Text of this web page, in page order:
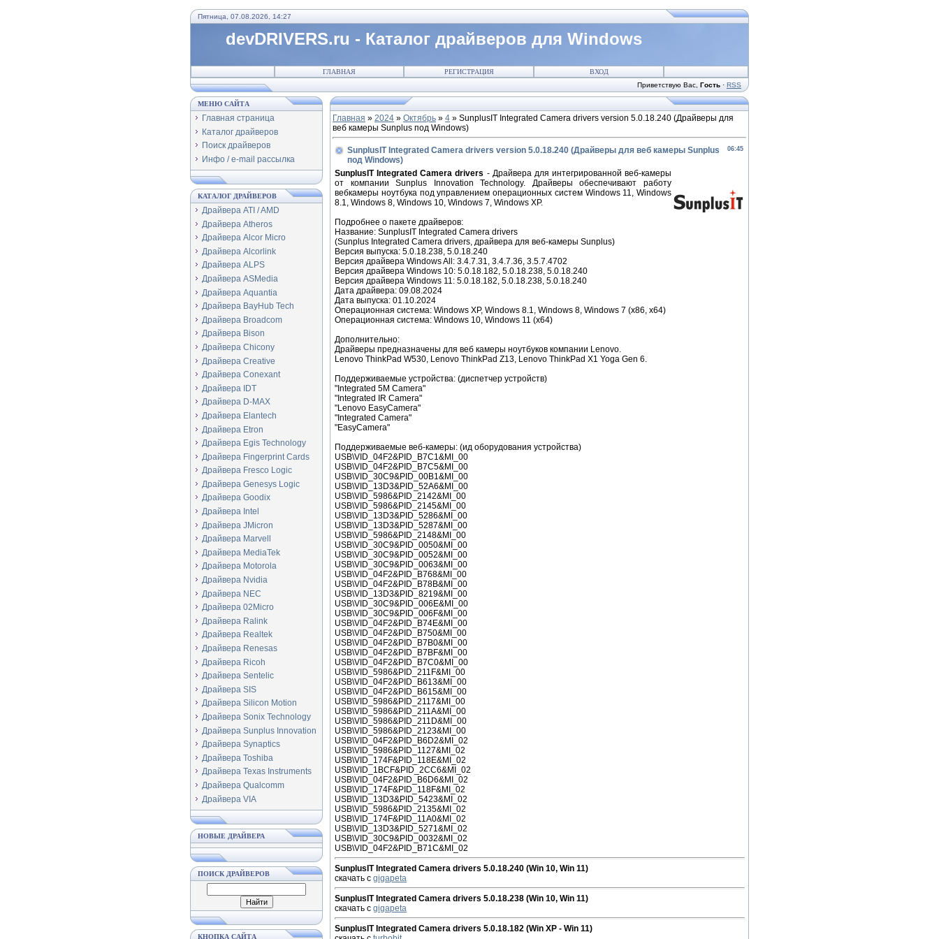
Пятница, 07.08.2026, 14:27
devDRIVERS.ru - Каталог драйверов для Windows
ГЛАВНАЯ РЕГИСТРАЦИЯ
ВХОД
Приветствую Вас Гость · RSS
МЕНЮ САЙТА
Главная страница
Каталог драйверов
Поиск драйверов
Инфо / e-mail рассылка
КАТАЛОГ ДРАЙВЕРОВ
Драйвера ATI / AMD
Драйвера Atheros
Драйвера Alcor Micro
Драйвера Alcorlink
Драйвера ALPS
Драйвера ASMedia
Драйвера Aquantia
Драйвера BayHub Tech
Драйвера Broadcom
Драйвера Bison
Драйвера Chicony
Драйвера Creative
Драйвера Conexant
Драйвера IDT
Драйвера D-MAX
Драйвера Elantech
Драйвера Etron
Драйвера Egis Technology
Драйвера Fingerprint Cards
Драйвера Fresco Logic
Драйвера Genesys Logic
Драйвера Goodix
Драйвера Intel
Драйвера JMicron
Драйвера Marvell
Драйвера MediaTek
Драйвера Motorola
Драйвера Nvidia
Драйвера NEC
Драйвера 02Micro
Драйвера Ralink
Драйвера Realtek
Драйвера Renesas
Драйвера Ricoh
Драйвера Sentelic
Драйвера SIS
Драйвера Silicon Motion
Драйвера Sonix Technology
Драйвера Sunplus Innovation
Драйвера Synaptics
Драйвера Toshiba
Драйвера Texas Instruments
Драйвера Qualcomm
Драйвера VIA
НОВЫЕ ДРАЙВЕРА
ПОИСК ДРАЙВЕРОВ
КНОПКА САЙТА
Главная » 2024 » Октябрь » 4 » SunplusIT Integrated Camera drivers version 5.0.18.240 (Драйверы для
веб камеры Sunplus под Windows)
06:45
SunplusIT Integrated Camera drivers version 5.0.18.240 (Драйверы для веб камеры Sunplus
под Windows)
SunplusIT Integrated Camera drivers - Драйвера для интегрированной веб-камеры
от компании Sunplus Innovation Technology. Драйверы обеспечивают работу
вебкамеры ноутбука под управлением операционных систем Windows 11, Windows
8.1, Windows 8, Windows 10, Windows 7, Windows XP.
Подробнее о пакете драйверов:
Название: SunplusIT Integrated Camera drivers
(Sunplus Integrated Camera drivers, драйвера для веб-камеры Sunplus)
Версия выпуска: 5.0.18.238, 5.0.18.240
Версия драйвера Windows All: 3.4.7.31, 3.4.7.36, 3.5.7.4702
Версия драйвера Windows 10: 5.0.18.182, 5.0.18.238, 5.0.18.240
Версия драйвера Windows 11: 5.0.18.182, 5.0.18.238, 5.0.18.240
Дата драйвера: 09.08.2024
Дата выпуска: 01.10.2024
Операционная система: Windows XP, Windows 8.1, Windows 8, Windows 7 (x86, x64)
Операционная система: Windows 10, Windows 11 (x64)
Дополнительно:
Драйверы предназначены для веб камеры ноутбуков компании Lenovo.
Lenovo ThinkPad W530, Lenovo ThinkPad Z13, Lenovo ThinkPad X1 Yoga Gen 6.
Поддерживаемые устройства: (диспетчер устройств)
"Integrated 5M Camera"
"Integrated IR Camera"
"Lenovo EasyCamera"
"Integrated Camera"
"EasyCamera"
Поддерживаемые веб-камеры: (ид оборудования устройства)
USB\VID_04F2&PID_B7C1&MI_00
USB\VID_04F2&PID_B7C5&MI_00
USB\VID_30C9&PID_00B1&MI_00
USB\VID_13D3&PID_52A6&MI_00
USB\VID_5986&PID_2142&MI_00
USB\VID_5986&PID_2145&MI_00
USB\VID_13D3&PID_5286&MI_00
USB\VID_13D3&PID_5287&MI_00
USB\VID_5986&PID_2148&MI_00
USB\VID_30C9&PID_0050&MI_00
USB\VID_30C9&PID_0052&MI_00
USB\VID_30C9&PID_0063&MI_00
USB\VID_04F2&PID_B768&MI_00
USB\VID_04F2&PID_B78B&MI_00
USB\VID_13D3&PID_8219&MI_00
USB\VID_30C9&PID_006E&MI_00
USB\VID_30C9&PID_006F&MI_00
USB\VID_04F2&PID_B74E&MI_00
USB\VID_04F2&PID_B750&MI_00
USB\VID_04F2&PID_B7B0&MI_00
USB\VID_04F2&PID_B7BF&MI_00
USB\VID_04F2&PID_B7C0&MI_00
USB\VID_5986&PID_211F&MI_00
USB\VID_04F2&PID_B613&MI_00
USB\VID_04F2&PID_B615&MI_00
USB\VID_5986&PID_2117&MI_00
USB\VID_5986&PID_211A&MI_00
USB\VID_5986&PID_211D&MI_00
USB\VID_5986&PID_2123&MI_00
USB\VID_04F2&PID_B6D2&MI_02
USB\VID_5986&PID_1127&MI_02
USB\VID_174F&PID_118E&MI_02
USB\VID_1BCF&PID_2CC6&MI_02
USB\VID_04F2&PID_B6D6&MI_02
USB\VID_174F&PID_118F&MI_02
USB\VID_13D3&PID_5423&MI_02
USB\VID_5986&PID_2135&MI_02
USB\VID_174F&PID_11A0&MI_02
USB\VID_13D3&PID_5271&MI_02
USB\VID_30C9&PID_0032&MI_02
USB\VID_04F2&PID_B71C&MI_02
SunplusIT Integrated Camera drivers 5.0.18.240 (Win 10, Win 11)
скачать с gigapeta
SunplusIT Integrated Camera drivers 5.0.18.238 (Win 10, Win 11)
скачать с gigapeta
SunplusIT Integrated Camera drivers 5.0.18.182 (Win XP - Win 11)